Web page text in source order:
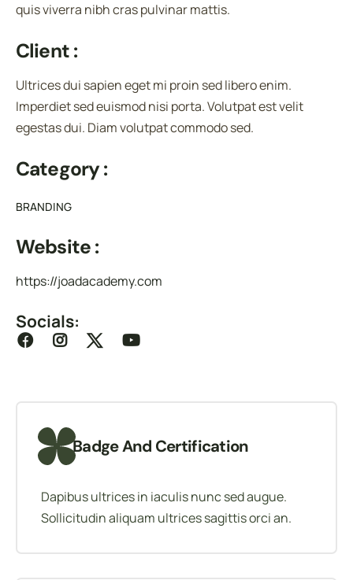
quis viverra nibh cras pulvinar mattis.
Client :
Ultrices dui sapien eget mi proin sed libero enim.
Imperdiet sed euismod nisi porta. Volutpat est velit
egestas dui. Diam volutpat commodo sed.
Category :
BRANDING
Website :
https://joadacademy.com
Socials:
Badge And Certification
Dapibus ultrices in iaculis nunc sed augue.
Sollicitudin aliquam ultrices sagittis orci an.